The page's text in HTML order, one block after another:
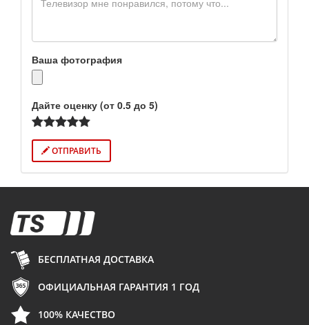
Ваша фотография
Дайте оценку (от 0.5 до 5)
ОТПРАВИТЬ
БЕСПЛАТНАЯ ДОСТАВКА
ОФИЦИАЛЬНАЯ ГАРАНТИЯ 1 ГОД
100% КАЧЕСТВО